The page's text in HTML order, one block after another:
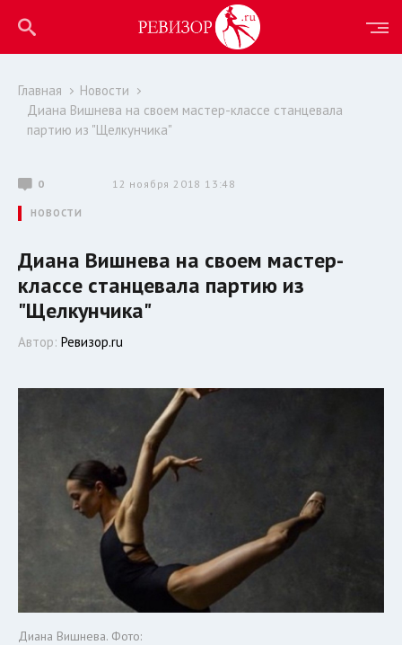
Главная
Новости
Диана Вишнева на своем мастер-классе станцевала
партию из "Щелкунчика"
0 12 ноября 2018 13:48
НОВОСТИ
Диана Вишнева на своем мастер-
классе станцевала партию из
"Щелкунчика"
Автор: Ревизор.ru
Диана Вишнева. Фото: